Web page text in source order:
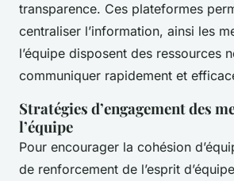
transparence. Ces plateformes
centraliser l’information, ainsi les
l’équipe disposent des ressources
communiquer rapidement et
Stratégies d’engagement des
l’équipe
Pour encourager la cohésion
de renforcement de l’esprit